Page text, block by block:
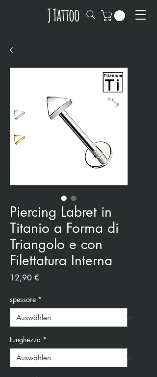
Piercing Labret in
Titanio a Forma di
Triangolo e con
Filettatura Interna
12,90 €
spessore *
Lunghezza *